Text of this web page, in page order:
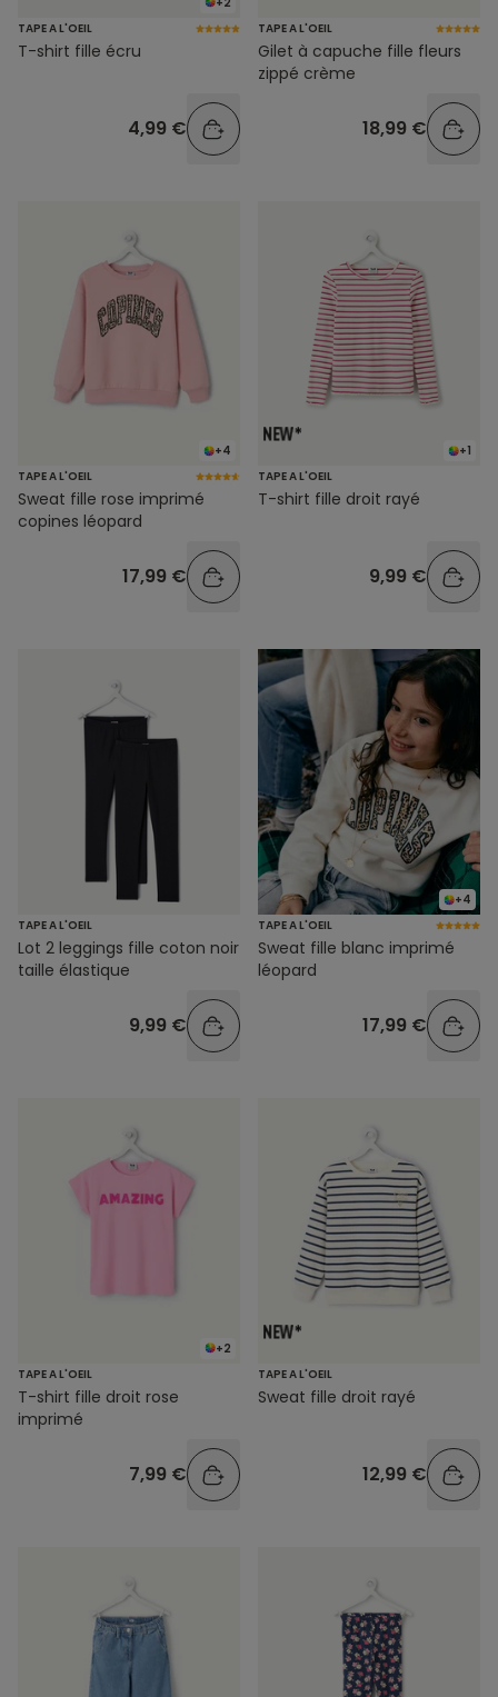
TAPE A L'OEIL
T-shirt fille écru
4,99 €
TAPE A L'OEIL
Gilet à capuche fille fleurs
zippé crème
18,99 €
+4
TAPE A L'OEIL
Sweat fille rose imprimé
copines léopard
17,99 €
+1
TAPE A L'OEIL
T-shirt fille droit rayé
9,99 €
TAPE A L'OEIL
Lot 2 leggings fille coton noir
taille élastique
9,99 €
+4
TAPE A L'OEIL
Sweat fille blanc imprimé
léopard
17,99 €
+2
TAPE A L'OEIL
T-shirt fille droit rose
imprimé
7,99 €
TAPE A L'OEIL
Sweat fille droit rayé
12,99 €